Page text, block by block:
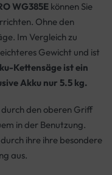
WG385E können Sie
Ohne den
Im Vergleich zu
Gewicht und ist
Kettensäge ist ein
Akku nur 5.5 kg.
den oberen Griff
in der Benutzung.
ihre ihre besondere
aus.